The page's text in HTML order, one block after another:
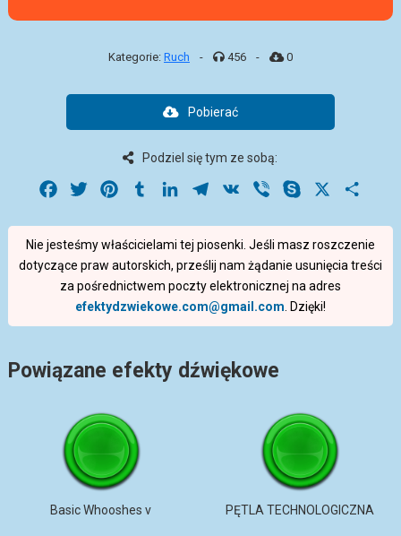
Kategorie: Ruch - 456 - 0
Pobierać
Podziel się tym ze sobą:
Facebook
Twitter PinterestTumblrLinkedInTelegram
VK Viber Skype
Nie jesteśmy właścicielami tej piosenki. Jeśli masz roszczenie
dotyczące praw autorskich, prześlij nam żądanie usunięcia treści
za pośrednictwem poczty elektronicznej na adres
efektydzwiekowe.com@gmail.com . Dzięki!
Powiązane efekty dźwiękowe
Basic Whooshes v PĘTLA TECHNOLOGICZNA